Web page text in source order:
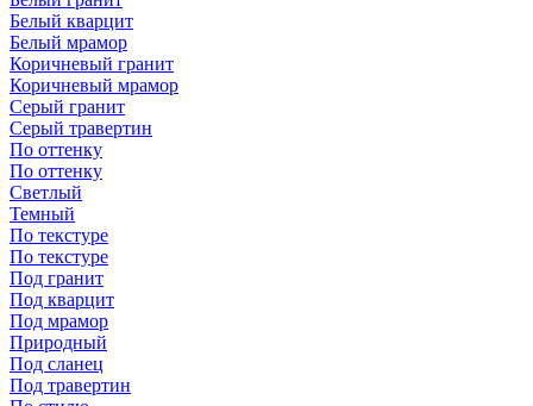
Белый кварцит
Белый мрамор
Коричневый гранит
Коричневый мрамор
Серый гранит
Серый травертин
По оттенку
По оттенку
Светлый
Темный
По текстуре
По текстуре
Под гранит
Под кварцит
Под мрамор
Природный
Под сланец
Под травертин